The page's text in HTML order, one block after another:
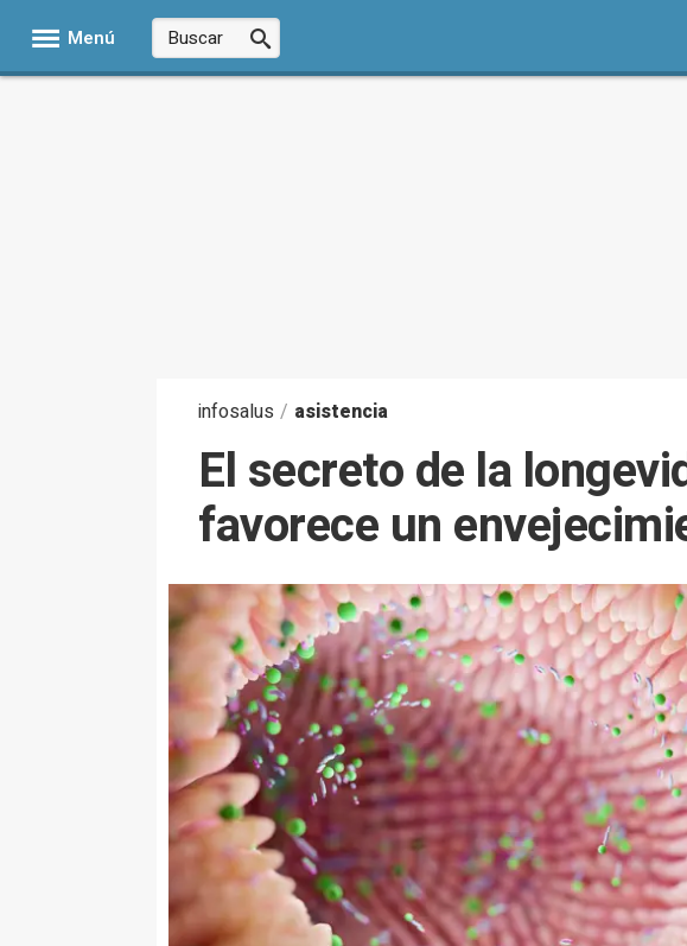
Menú
infosalus / asistencia
El secreto de la
favorece un